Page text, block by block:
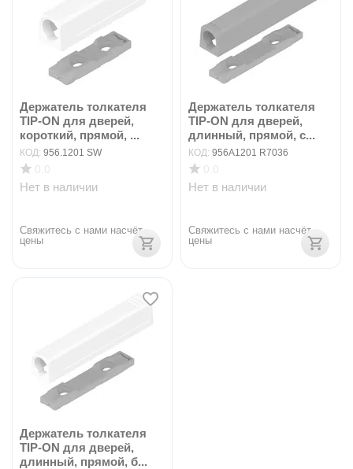
Держатель толкателя
TIP-ON для дверей,
короткий, прямой, ...
КОД: 956.1201 SW
Нет в наличии
Свяжитесь с нами насчёт
цены
Держатель толкателя
TIP-ON для дверей,
длинный, прямой, с...
КОД: 956A1201 R7036
Нет в наличии
Свяжитесь с нами насчёт
цены
Держатель толкателя
TIP-ON для дверей,
длинный, прямой, б...